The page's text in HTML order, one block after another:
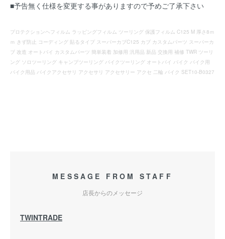
■予告無く仕様を変更する事がありますので予めご了承下さい
プロテクションヘフィルム ラッピングフィルム ツーリング 保護フィルム C125 M 厚さ8ｍ
ｍ きず防止 コーディング 貼るタイプ スーパーカブC125 カブ カスタムパーツ スーパーカ
ブ 改造 オートバイ カスタムパーツ 簡単装着 加修用 汎用品 新品 交換用 補修 TWR ツーリ
ング ソロツーリング キャンプツーリング バイクツーリング オートバイ バイク バイク用
バイク用品 バイクアクセサリ アクセサリ アクセサリー アクセ 二輪 バイク SET10-B0327
MESSAGE FROM STAFF
店長からのメッセージ
TWINTRADE